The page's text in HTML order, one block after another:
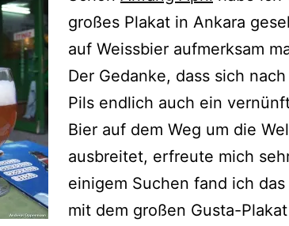
großes Plakat in Ankara
auf Weissbier aufmerksam
Der Gedanke, dass sich
Pils endlich auch ein
Bier auf dem Weg um die
ausbreitet, erfreute mich
einigem Suchen fand ich das
mit dem großen Gusta-